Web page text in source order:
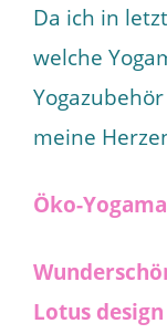
Da ich in
welche
meine
Öko-
Lotus design